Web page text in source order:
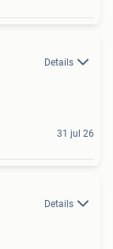
Details
31 jul 26
Details